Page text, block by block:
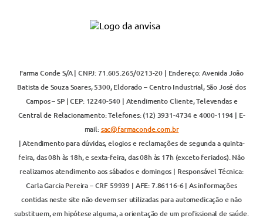
Farma Conde S/A | CNPJ: 71.605.265/0213-20 | Endereço: Avenida João
Batista de Souza Soares, 5300, Eldorado – Centro Industrial, São José dos
Campos – SP | CEP: 12240-540 | Atendimento Cliente, Televendas e
Central de Relacionamento: Telefones: (12) 3931-4734 e 4000-1194 | E-
mail:sac@farmaconde.com.br
| Atendimento para dúvidas, elogios e reclamações de segunda a quinta-
feira, das 08h às 18h, e sexta-feira, das 08h às 17h (exceto feriados). Não
realizamos atendimento aos sábados e domingos | Responsável Técnica:
Carla Garcia Pereira – CRF 59939 | AFE: 7.86116-6 | As informações
contidas neste site não devem ser utilizadas para automedicação e não
substituem, em hipótese alguma, a orientação de um profissional de saúde.